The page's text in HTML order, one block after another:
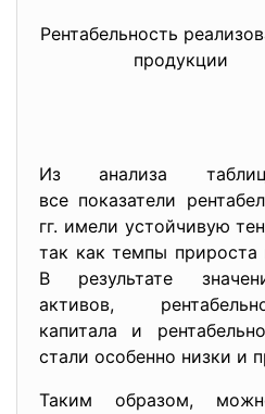
Рентабельность
продукции
Из анализа
все показатели
гг. имели устойчивую
так как темпы прироста
В результате
активов,
капитала и
стали особенно низки и
Таким образом,